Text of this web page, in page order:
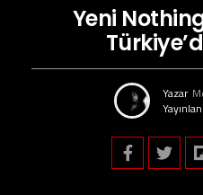
Yeni
Yazar